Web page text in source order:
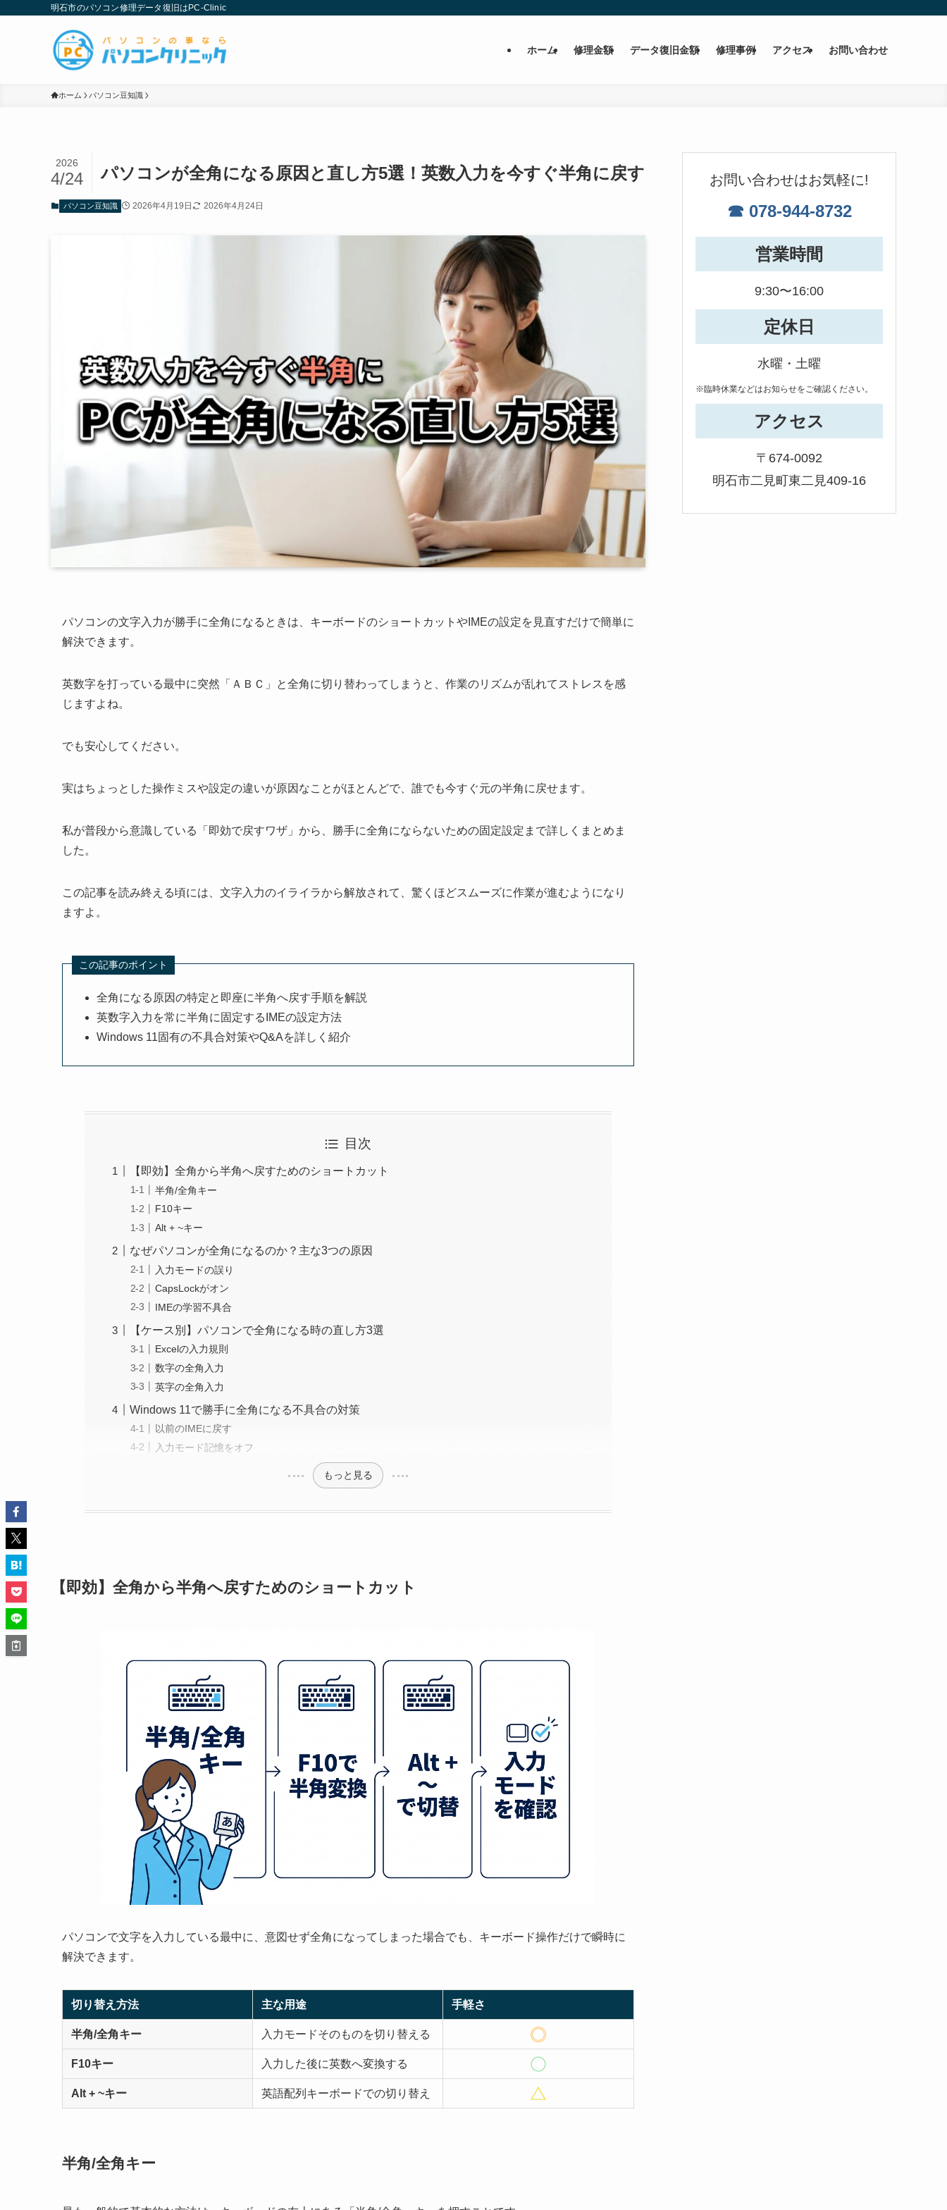
明石市のパソコン修理データ復旧はPC-Clinic
ホーム 修理金額 データ復旧金額 修理事例 アクセス お問い合わせ
ホーム パソコン豆知識
パソコンが全角になる原因と直し方5選！英数入力を今すぐ半角に戻す
2026
4/24
パソコン豆知識 2026年4月19日 2026年4月24日
パソコンの文字入力が勝手に全角になるときは、キーボードのショートカットやIMEの設定を見直すだけで簡単に
解決できます。
英数字を打っている最中に突然「ＡＢＣ」と全角に切り替わってしまうと、作業のリズムが乱れてストレスを感
じますよね。
でも安心してください。
実はちょっとした操作ミスや設定の違いが原因なことがほとんどで、誰でも今すぐ元の半角に戻せます。
私が普段から意識している「即効で戻すワザ」から、勝手に全角にならないための固定設定まで詳しくまとめま
した。
この記事を読み終える頃には、文字入力のイライラから解放されて、驚くほどスムーズに作業が進むようになり
ますよ。
この記事のポイント
全角になる原因の特定と即座に半角へ戻す手順を解説
英数字入力を常に半角に固定するIMEの設定方法
Windows 11固有の不具合対策やQ&Aを詳しく紹介
目次
【即効】全角から半角へ戻すためのショートカット
半角/全角キー
F10キー
Alt + ~キー
なぜパソコンが全角になるのか？主な3つの原因
入力モードの誤り
CapsLockがオン
IMEの学習不具合
【ケース別】パソコンで全角になる時の直し方3選
Excelの入力規則
数字の全角入力
英字の全角入力
Windows 11で勝手に全角になる不具合の対策
以前のIMEに戻す
入力モード記憶をオフ
もっと見る
【即効】全角から半角へ戻すためのショートカット
パソコンで文字を入力している最中に、意図せず全角になってしまった場合でも、キーボード操作だけで瞬時に
解決できます。
切り替え方法 主な用途 手軽さ
半角/全角キー 入力モードそのものを切り替える
F10キー 入力した後に英数へ変換する
Alt + ~キー 英語配列キーボードでの切り替え
半角/全角キー
お問い合わせはお気軽に!
☎ 078-944-8732
営業時間
9:30〜16:00
定休日
水曜・土曜
※臨時休業などはお知らせをご確認ください。
アクセス
〒674-0092
明石市二見町東二見409-16